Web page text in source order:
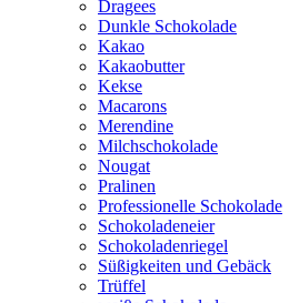
Dragees
Dunkle Schokolade
Kakao
Kakaobutter
Kekse
Macarons
Merendine
Milchschokolade
Nougat
Pralinen
Professionelle Schokolade
Schokoladeneier
Schokoladenriegel
Süßigkeiten und Gebäck
Trüffel